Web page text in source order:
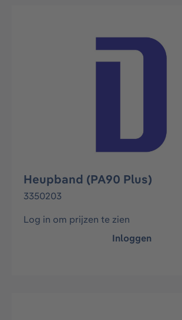
Afbeeldingengalerij overslaan
Heupband (PA90 Plus)
3350203
Log in om prijzen te zien
Inloggen